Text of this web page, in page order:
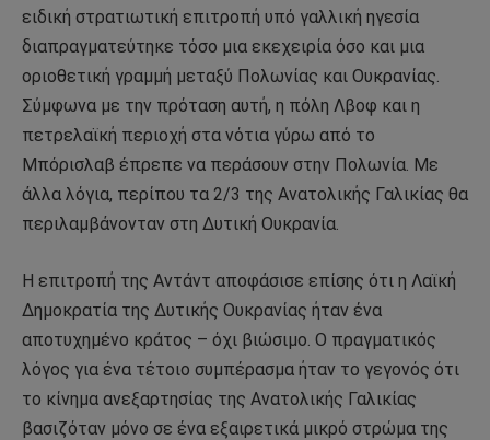
ειδική στρατιωτική επιτροπή υπό γαλλική ηγεσία
διαπραγματεύτηκε τόσο μια εκεχειρία όσο και μια
οριοθετική γραμμή μεταξύ Πολωνίας και Ουκρανίας.
Σύμφωνα με την πρόταση αυτή, η πόλη Λβοφ και η
πετρελαϊκή περιοχή στα νότια γύρω από το
Μπόρισλαβ έπρεπε να περάσουν στην Πολωνία. Με
άλλα λόγια, περίπου τα 2/3 της Ανατολικής Γαλικίας θα
περιλαμβάνονταν στη Δυτική Ουκρανία.
Η επιτροπή της Αντάντ αποφάσισε επίσης ότι η Λαϊκή
Δημοκρατία της Δυτικής Ουκρανίας ήταν ένα
αποτυχημένο κράτος – όχι βιώσιμο. Ο πραγματικός
λόγος για ένα τέτοιο συμπέρασμα ήταν το γεγονός ότι
το κίνημα ανεξαρτησίας της Ανατολικής Γαλικίας
βασιζόταν μόνο σε ένα εξαιρετικά μικρό στρώμα της